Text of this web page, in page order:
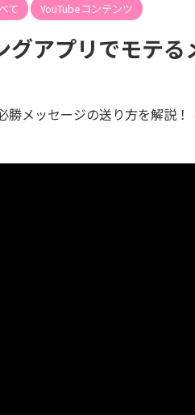
て YouTubeコンテンツ
グアプリでモテる
勝メッセージの送り方を解説